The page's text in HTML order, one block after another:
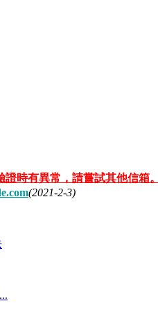
時有異常，請嘗試其他信箱。
(2021-2-3)